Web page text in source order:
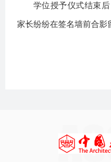
学位授予仪式结束
家长纷纷在签名墙前合影